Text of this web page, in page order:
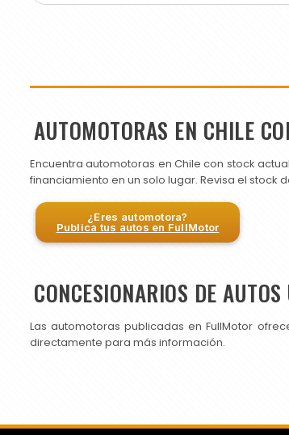
AUTOMOTORAS EN CHILE
Encuentra automotoras en Chile con stock
financiamiento en un solo lugar. Revisa el
¿Eres automotora?
Publica tus autos en FullMotor
CONCESIONARIOS DE
Las automotoras publicadas en FullMotor
directamente para más información.